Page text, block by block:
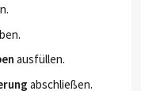
ausfüllen.
abschließen.